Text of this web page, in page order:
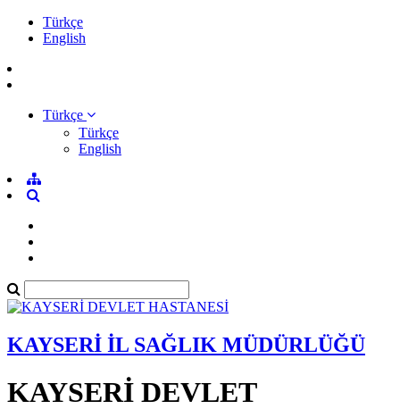
Türkçe
English
Türkçe
Türkçe
English
KAYSERİ İL SAĞLIK MÜDÜRLÜĞÜ
KAYSERİ DEVLET